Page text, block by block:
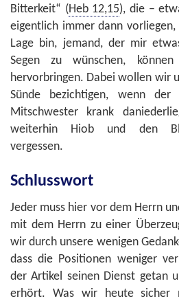
Bitterkeit“ (Heb 12,15), die –
eigentlich immer dann
Lage bin, jemand, der mir
Segen zu wünschen,
hervorbringen. Dabei wollen wir
Sünde bezichtigen, wenn
Mitschwester krank
weiterhin Hiob und den
vergessen.
Schlusswort
Jeder muss hier vor dem Herrn
mit dem Herrn zu einer
wir durch unsere wenigen
dass die Positionen weniger
der Artikel seinen Dienst getan
erhört. Was wir heute sicher